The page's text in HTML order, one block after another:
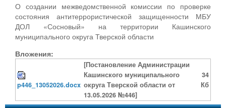
О создании межведомственной комиссии по проверке
состояния антитеррористической защищенности МБУ
ДОЛ «Сосновый» на территории Кашинского
муниципального округа Тверской области
Вложения:
p446_13052026.docx
[Постановление Администрации
Кашинского муниципального
округа Тверской области от
13.05.2026 №446]
34
Кб